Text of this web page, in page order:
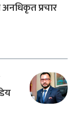
अनधिकृत प्रचार